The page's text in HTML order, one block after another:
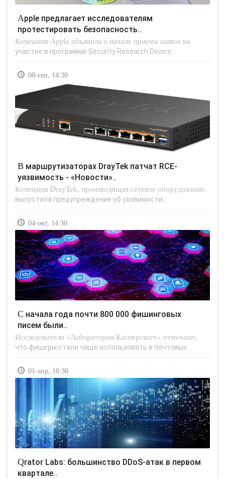
Apple предлагает исследователям
протестировать безопасность..
Компания Apple объявила о начале приема заявок на
участие в программе Security Research Device..
08-сен, 14:30
В маршрутизаторах DrayTek патчат RCE-
уязвимость - «Новости»..
Компания DrayTek, производящая сетевое оборудование,
выпустила предупреждение об уязвимости,..
04-окт, 14:30
С начала года почти 800 000 фишинговых
писем были..
Исследователи «Лаборатории Касперского» отмечают,
что фишеры стали чаще использовать в почтовых..
01-апр, 10:30
Qrator Labs: большинство DDoS-атак в первом
квартале..